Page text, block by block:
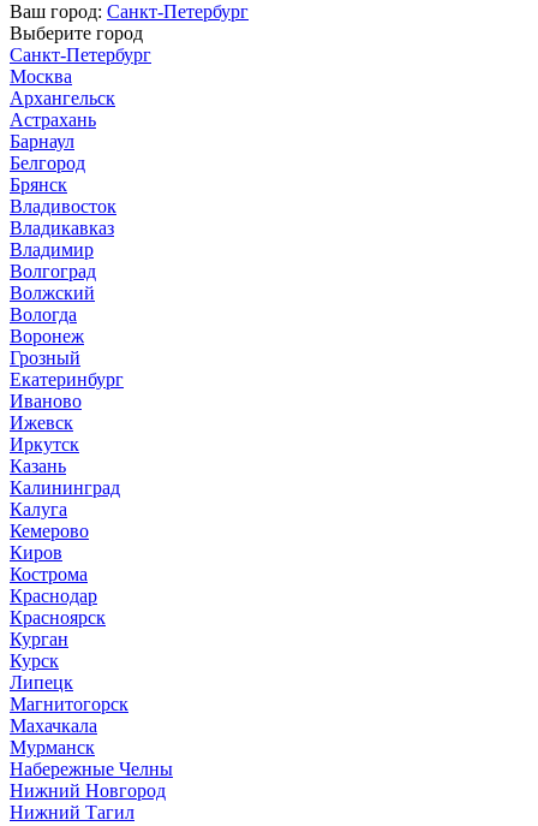
Ваш город: Санкт-Петербург
Выберите город
Санкт-Петербург
Москва
Архангельск
Астрахань
Барнаул
Белгород
Брянск
Владивосток
Владикавказ
Владимир
Волгоград
Волжский
Вологда
Воронеж
Грозный
Екатеринбург
Иваново
Ижевск
Иркутск
Казань
Калининград
Калуга
Кемерово
Киров
Кострома
Краснодар
Красноярск
Курган
Курск
Липецк
Магнитогорск
Махачкала
Мурманск
Набережные Челны
Нижний Новгород
Нижний Тагил